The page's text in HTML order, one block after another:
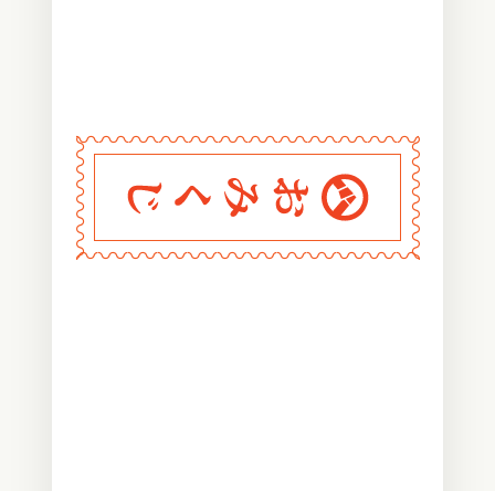
おみくじ堂
〰〰〰〰〰〰〰〰〰〰〰〰
〰〰〰〰〰〰〰〰〰〰〰〰
〰
〰
〰
〰
〰
〰
〰
〰